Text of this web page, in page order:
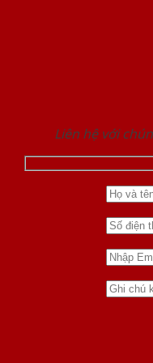
Liên hệ với